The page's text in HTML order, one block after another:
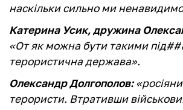
наскільки сильно ми
Катерина Усик, дружина
«От як можна бути такими
терористична держава».
Олександр Долгополов:
терористи. Втративши